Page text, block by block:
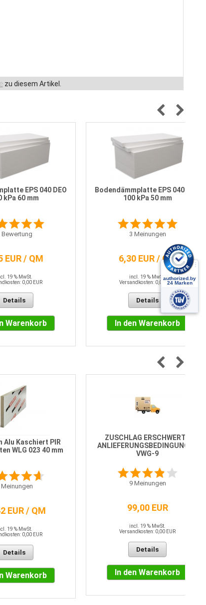
zu diesem Artikel.
EPS 040 DEO
kPa 60 mm
Bewertung
EUR / QM
19 % MwSt.
0,00 EUR
Details
Warenkorb
Bodendämmplatte EPS 040 DEO
100 kPa 50 mm
3 Meinungen
6,30 EUR / QM
incl. 19 % MwSt.
Versandkosten: 0,00 EUR
Details
In den Warenkorb
Alu Kaschiert PIR
WLG 023 40 mm
Meinungen
EUR / QM
19 % MwSt.
0,00 EUR
Details
Warenkorb
ZUSCHLAG ERSCHWERTE
ANLIEFERUNGSBEDINGUNGEN
VWG-9
9Meinungen
99,00 EUR
incl. 19 % MwSt.
Versandkosten: 0,00 EUR
Details
In den Warenkorb